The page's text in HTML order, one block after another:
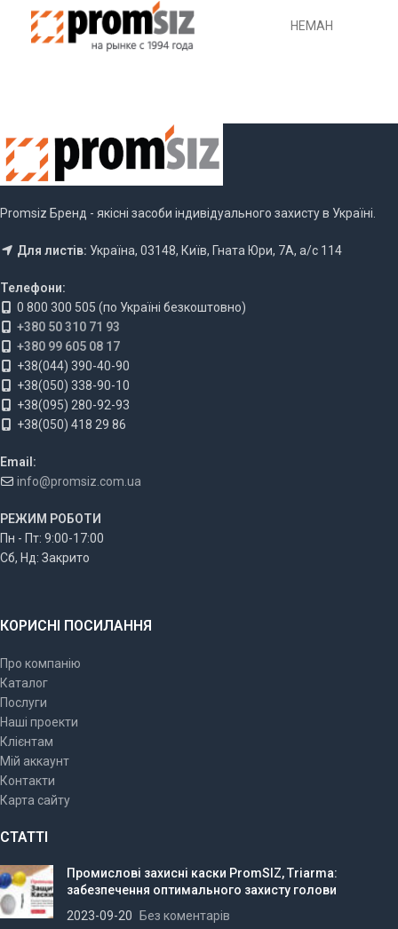
НЕМАН
Promsiz Бренд - якісні засоби індивідуального захисту в Україні.
Для листів: Україна, 03148, Київ, Гната Юри, 7А, а/с 114
Телефони:
0 800 300 505 (по Україні безкоштовно)
+380 50 310 71 93
+380 99 605 08 17
+38(044) 390-40-90
+38(050) 338-90-10
+38(095) 280-92-93
+38(050) 418 29 86
Email:
info@promsiz.com.ua
РЕЖИМ РОБОТИ
Пн - Пт: 9:00-17:00
Сб, Нд: Закрито
КОРИСНІ ПОСИЛАННЯ
Про компанію
Каталог
Послуги
Наші проекти
Клієнтам
Мій аккаунт
Контакти
Карта сайту
СТАТТІ
Промислові захисні каски PromSIZ, Triarma:
забезпечення оптимального захисту голови
2023-09-20
Без коментарів